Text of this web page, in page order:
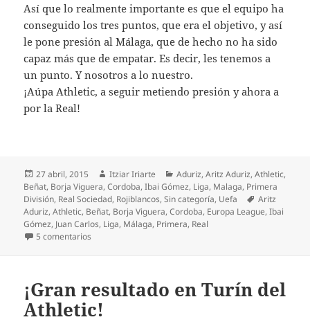
Así que lo realmente importante es que el equipo ha
conseguido los tres puntos, que era el objetivo, y así
le pone presión al Málaga, que de hecho no ha sido
capaz más que de empatar. Es decir, les tenemos a
un punto. Y nosotros a lo nuestro.
¡Aúpa Athletic, a seguir metiendo presión y ahora a
por la Real!
Publicado
el
27 abril, 2015 Autor
Itziar Iriarte Categorías
Aduriz,Aritz Aduriz,Athletic,
Beñat, Borja Viguera,Cordoba,Ibai Gómez, Liga, Malaga, Primera
División, Real Sociedad, Rojiblancos,Sin categoría, Uefa Etiquetas
Aritz
Aduriz,Athletic, Beñat, Borja Viguera,Cordoba, Europa League,Ibai
Gómez, Juan Carlos, Liga, Málaga, Primera, Real
5 comentarios
¡Gran resultado en Turín del
Athletic!